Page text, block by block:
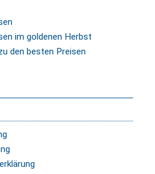
im goldenen Herbst
den besten Preisen